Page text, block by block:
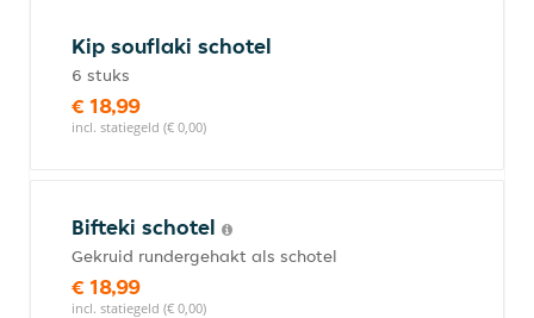
Kip souflaki schotel
6 stuks
€ 18,99
incl. statiegeld (€ 0,00)
Bifteki schotel
Gekruid rundergehakt als schotel
€ 18,99
incl. statiegeld (€ 0,00)